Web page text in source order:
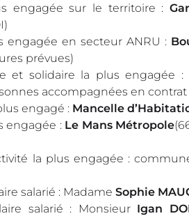
engagée sur le territoire :
engagée en secteur ANRU :
prévues)
et solidaire la plus engagée :
accompagnées en
engagé : Mancelle
engagée : Le Mans Métropole
la plus engagée :
salarié : Madame Sophie
salarié : Monsieur Igan